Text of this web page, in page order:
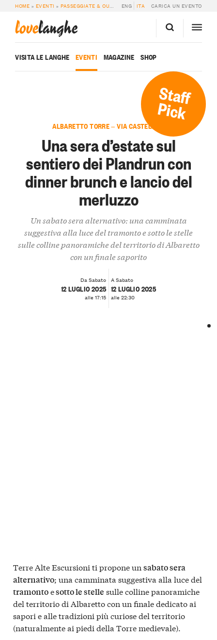
HOME » EVENTI »PASSEGGIATE & OUTDOOR » UNA SERA D’ESTATE SUL
ENG ITA CARICA UN EVENTO
lovelanghe
VISITA LE LANGHE EVENTI MAGAZINE SHOP
Staff
Pick
ALBARETTO TORRE — VIA CASTELLO 2
Una sera d’estate sul
sentiero dei Plandrun con
dinner brunch e lancio del
merluzzo
Un sabato sera alternativo: una camminata
suggestiva alla luce del tramonto e sotto le stelle
sulle colline panoramiche del territorio di Albaretto
con un finale saporito
Da Sabato
12 LUGLIO 2025
alle 17:15
A Sabato
12 LUGLIO 2025
alle 22:30
Terre Alte Escursioni ti propone un sabato sera
alternativo; una camminata suggestiva alla luce del
tramontoesotto le stelle sulle colline panoramiche
del territorio di Albaretto con un finale dedicato ai
sapori e alle tradizioni più curiose del territorio
(naturalmente ai piedi della Torre medievale).